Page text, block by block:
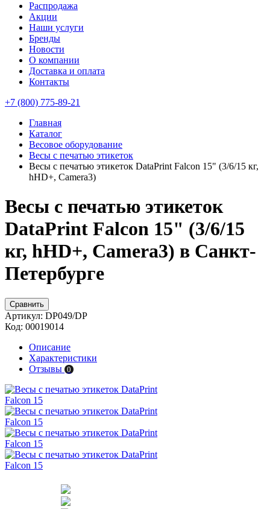
Распродажа
Акции
Наши услуги
Бренды
Новости
О компании
Доставка и оплата
Контакты
+7 (800) 775-89-21
Главная
Каталог
Весовое оборудование
Весы с печатью этикеток
Весы с печатью этикеток DataPrint Falcon 15" (3/6/15 кг,
hHD+, Camera3)
Весы с печатью этикеток
DataPrint Falcon 15" (3/6/15
кг, hHD+, Camera3) в Санкт-
Петербурге
Сравнить
Артикул: DP049/DP
Код: 00019014
Описание
Характеристики
Отзывы 0